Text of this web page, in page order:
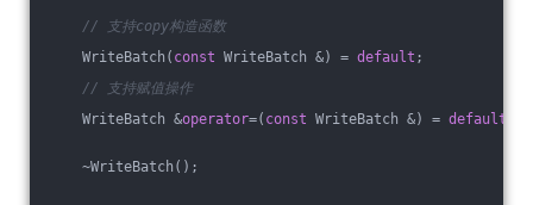
// 支持copy构造函数
WriteBatch( const WriteBatch &) = default ;
// 支持赋值操作
WriteBatch &operator=( const WriteBatch &) = default
~WriteBatch();